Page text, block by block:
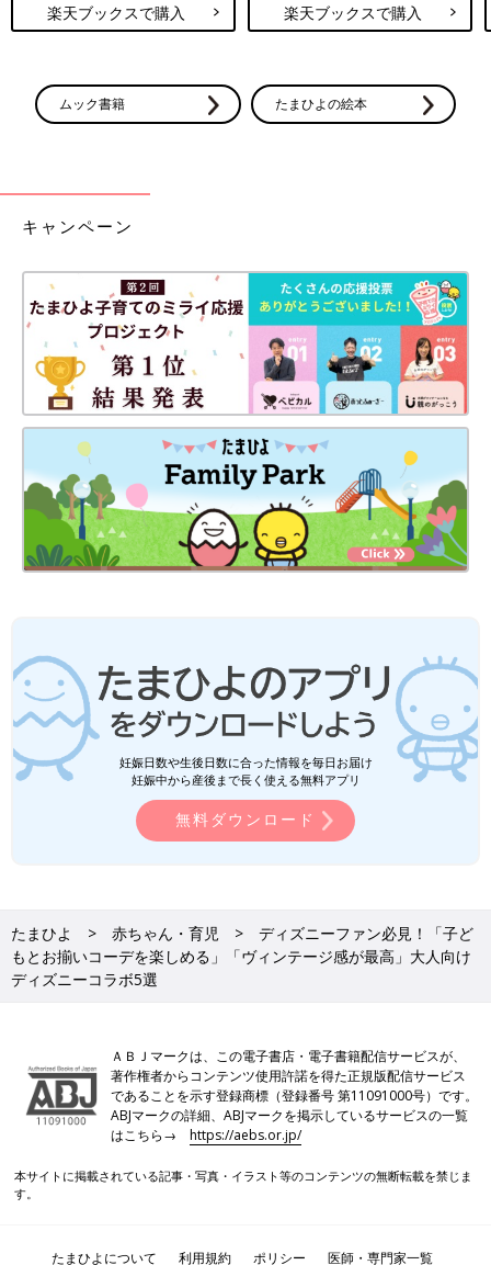
楽天ブックスで購入 楽天ブックスで購入
ムック書籍 たまひよの絵本
キャンペーン
妊娠日数や生後日数に合った情報を毎日お届け
妊娠中から産後まで長く使える無料アプリ
無料ダウンロード
たまひよ 赤ちゃん・育児
ディズニーファン必見！「子ど
もとお揃いコーデを楽しめる」「ヴィンテージ感が最高」大人向け
ディズニーコラボ5選
ＡＢＪマークは、この電子書店・電子書籍配信サービスが、
著作権者からコンテンツ使用許諾を得た正規版配信サービス
であることを示す登録商標（登録番号 第11091000号）です。
ABJマークの詳細、ABJマークを掲示しているサービスの一覧
はこちら→https://aebs.or.jp/
本サイトに掲載されている記事・写真・イラスト等のコンテンツの無断転載を禁じま
す。
たまひよについて 利用規約 ポリシー 医師・専門家一覧